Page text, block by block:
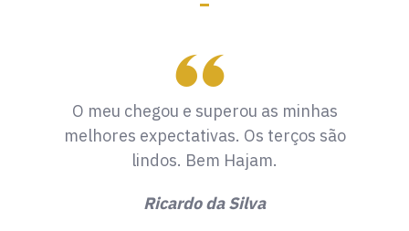
O meu chegou e superou as minhas
melhores expectativas. Os terços são
lindos. Bem Hajam.
Ricardo da Silva